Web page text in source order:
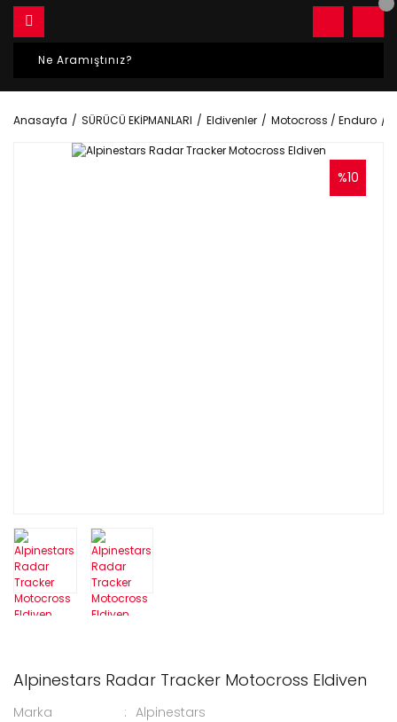
Anasayfa SÜRÜCÜ EKİPMANLARI Eldivenler Motocross / Enduro
%10
Alpinestars Radar Tracker Motocross Eldiven
Marka
Alpinestars